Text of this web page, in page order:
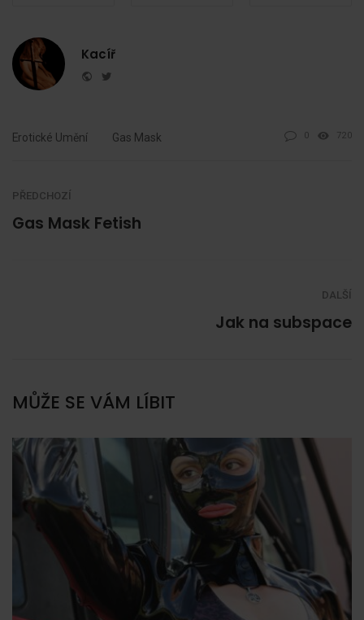
Kacíř
Website
Erotické Umění Gas Mask 0 720
PŘEDCHOZÍ
Gas Mask Fetish
DALŠÍ
Jak na subspace
MŮŽE SE VÁM LÍBIT